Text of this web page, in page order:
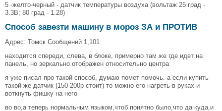
5 -желто-черный - датчик температуры воздуха (вольтаж 25 град -
3.3В; 80 град - 1.28)
Способ завезти машину в мороз ЗА и ПРОТИВ
Адрес: Томск Сообщений 1,101
находится спереди, слева, в блоке, примерно там же где идет на
панель, но зеркально отображен относительно центра
я уже писал про такой способ, думаю помет помочь. а если купить
такой же датчик (150-200р стоит) то можно его нагреть в руках и
воткнуть фишку на него
во во,а теперь нормальным языком,чтоб понятно было,что да куда,и